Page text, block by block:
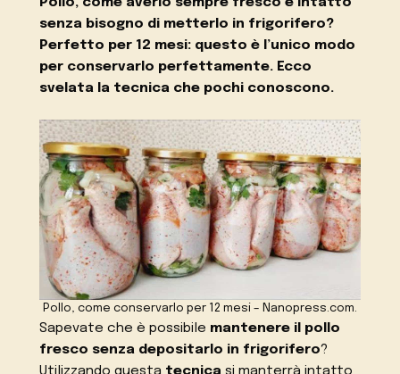
senza bisogno di metterlo in frigorifero?
Perfetto per 12 mesi: questo è l’unico modo
per conservarlo perfettamente. Ecco
svelata la tecnica che pochi conoscono.
Pollo, come conservarlo per 12 mesi – Nanopress.com.
Sapevate che è possibile mantenere il pollo
fresco senza depositarlo in frigorifero?
Utilizzando questa tecnica si manterrà intatto